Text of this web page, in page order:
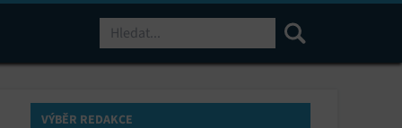
VÝBĚR REDAKCE